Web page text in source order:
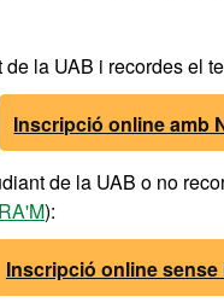
de la UAB i recordes el
Inscripció online amb
de la UAB o no
):
Inscripció online sense